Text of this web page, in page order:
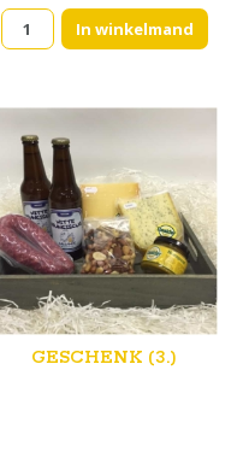
Geschenk
(1.)
In winkelmand
GESCHENK (3.)